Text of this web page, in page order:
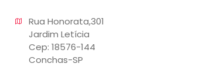
Rua Honorata,301
Jardim Letícia
Cep: 18576-144
Conchas-SP